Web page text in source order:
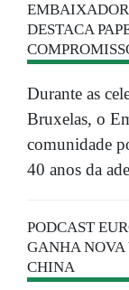
EMBAIXADOR
DESTACA
Durante as
Bruxelas, o
comunidade
40 anos da
PODCAST
GANHA
CHINA